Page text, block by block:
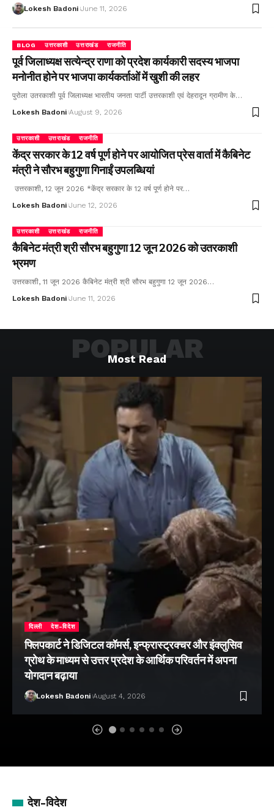
Lokesh Badoni June 11, 2026
BLOG उत्तरकाशी उत्तराखंड राजनीति
पूर्व जिलाध्यक्ष सत्येन्द्र राणा को प्रदेश कार्यकारी सदस्य भाजपा
मनोनीत होने पर भाजपा कार्यकर्ताओं में खुशी की लहर
पुरोला उतरकाशी पूर्व जिलाध्यक्ष भारतीय जनता पार्टी उत्तरकाशी एवं देहरादून ग्रामीण के…
Lokesh Badoni August 9, 2026
उत्तरकाशी उत्तराखंड राजनीति
केंद्र सरकार के 12 वर्ष पूर्ण होने पर आयोजित प्रेस वार्ता में कैबिनेट
मंत्री ने सौरभ बहुगुणा गिनाईं उपलब्धियां
उत्तरकाशी, 12 जून 2026 *केंद्र सरकार के 12 वर्ष पूर्ण होने पर…
Lokesh Badoni June 12, 2026
उत्तरकाशी उत्तराखंड राजनीति
कैबिनेट मंत्री श्री सौरभ बहुगुणा 12 जून 2026 को उतरकाशी
भ्रमण
उत्तरकाशी, 11 जून 2026 कैबिनेट मंत्री श्री सौरभ बहुगुणा 12 जून 2026…
Lokesh Badoni June 11, 2026
Most Read
POPULAR
दिल्ली देश-विदेश
फ्लिपकार्ट ने डिजिटल कॉमर्स, इन्फ्रास्ट्रक्चर और इंक्लुसिव
ग्रोथ के माध्यम से उत्तर प्रदेश के आर्थिक परिवर्तन में अपना
योगदान बढ़ाया
Lokesh Badoni August 4, 2026
देश-विदेश